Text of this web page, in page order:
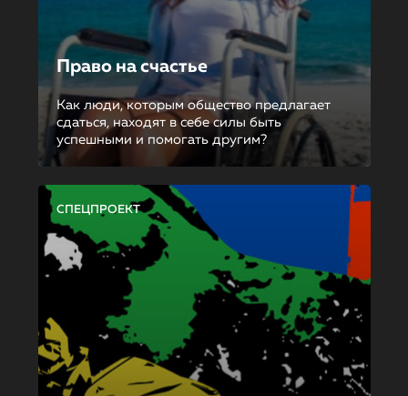
Право на счастье
Как люди, которым общество предлагает
сдаться, находят в себе силы быть
успешными и помогать другим?
СПЕЦПРОЕКТ